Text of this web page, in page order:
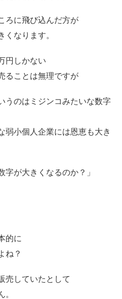
ろに飛び込んだ方が
なります。
円しかない
ることは無理ですが
うのはミジンコみたいな数字
弱小個人企業には恩恵も大き
字が大きくなるのか？」
的に
ね？
売していたとして
。